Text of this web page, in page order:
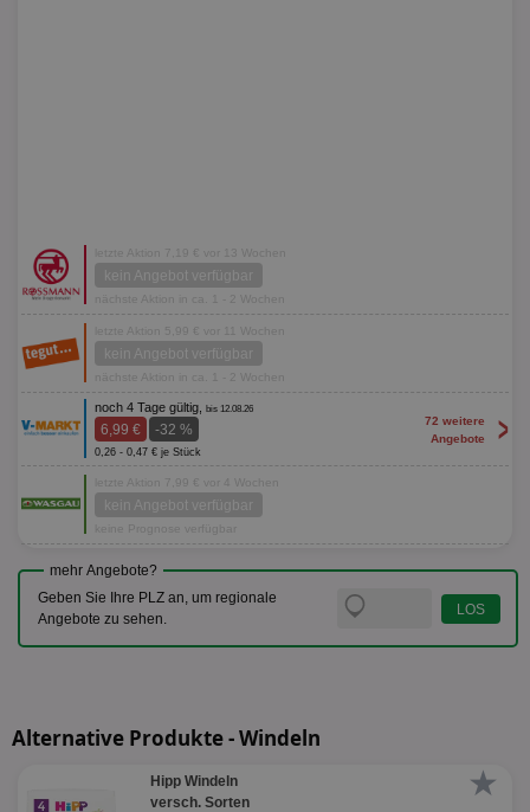
letzte Aktion 7,19 € vor 13 Wochen
kein Angebot verfügbar
nächste Aktion in ca. 1 - 2 Wochen
letzte Aktion 5,99 € vor 11 Wochen
kein Angebot verfügbar
nächste Aktion in ca. 1 - 2 Wochen
noch 4 Tage gültig, bis 12.08.26
6,99 € -32 %
0,26 - 0,47 € je Stück
72 weitere
Angebote
>
letzte Aktion 7,99 € vor 4 Wochen
kein Angebot verfügbar
keine Prognose verfügbar
mehr Angebote?
Geben Sie Ihre PLZ an, um regionale
Angebote zu sehen.
Alternative Produkte - Windeln
★
Hipp Windeln
versch. Sorten